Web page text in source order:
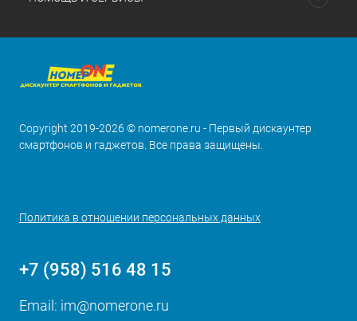
Copyright 2019-2026 © nomerone.ru - Первый дискаунтер
смартфонов и гаджетов. Все права защищены.
Политика в отношении персональных данных
+7 (958) 516 48 15
Email: im@nomerone.ru